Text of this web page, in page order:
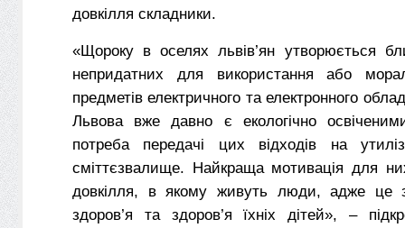
довкілля складники.
«Щороку в оселях львів’ян утворюється
непридатних для використання або
предметів електричного та електронного
Львова вже давно є екологічно
потреба передачі цих відходів на
сміттєзвалище. Найкраща мотивація для
довкілля, в якому живуть люди, адже це
здоров’я та здоров’я їхніх дітей», –